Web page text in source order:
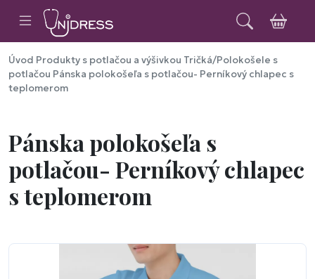
Úvod Produkty s potlačou a výšivkou Tričká/Polokošele s
potlačou Pánska polokošeľa s potlačou- Perníkový chlapec s
teplomerom
Pánska polokošeľa s
potlačou- Perníkový chlapec
s teplomerom